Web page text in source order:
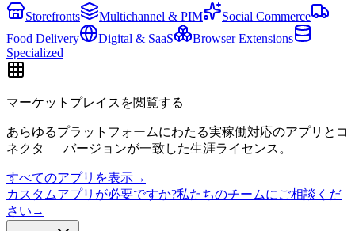
Storefronts
Multichannel & PIM
Social Commerce
Food Delivery
Digital & SaaS
Browser Extensions
Specialized
マーケットプレイスを閲覧する
あらゆるプラットフォームにわたる実稼働対応のアプリとコ
ネクタ — バージョンが一致した生涯ライセンス。
すべてのアプリを表示→
カスタムアプリが必要ですか?私たちのチームにご相談くだ
さい →